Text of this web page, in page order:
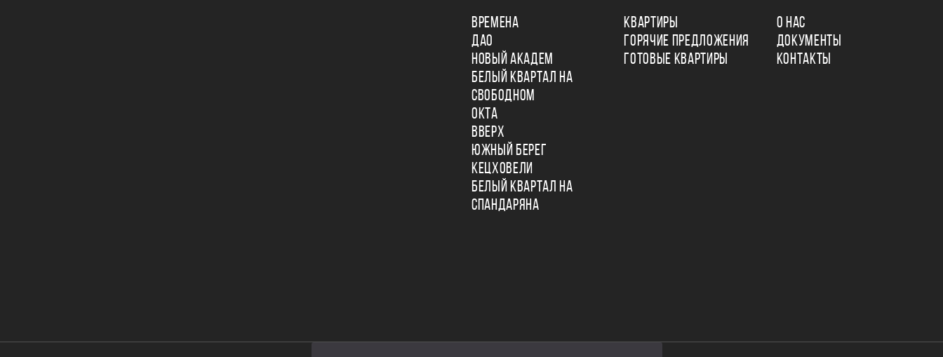
ВРЕМЕНА
ДАО
НОВЫЙ АКАДЕМ
БЕЛЫЙ КВАРТАЛ НА
СВОБОДНОМ
ОКТА
ВВЕРХ
ЮЖНЫЙ БЕРЕГ
КЕЦХОВЕЛИ
БЕЛЫЙ КВАРТАЛ НА
СПАНДАРЯНА
КВАРТИРЫ
ГОРЯЧИЕ ПРЕДЛОЖЕНИЯ
ГОТОВЫЕ КВАРТИРЫ
О НАС
ДОКУМЕНТЫ
КОНТАКТЫ